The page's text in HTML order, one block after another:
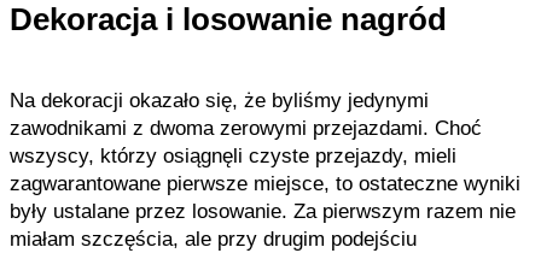
Dekoracja i losowanie nagród
Na dekoracji okazało się, że byliśmy jedynymi
zawodnikami z dwoma zerowymi przejazdami. Choć
wszyscy, którzy osiągnęli czyste przejazdy, mieli
zagwarantowane pierwsze miejsce, to ostateczne wyniki
były ustalane przez losowanie. Za pierwszym razem nie
miałam szczęścia, ale przy drugim podejściu